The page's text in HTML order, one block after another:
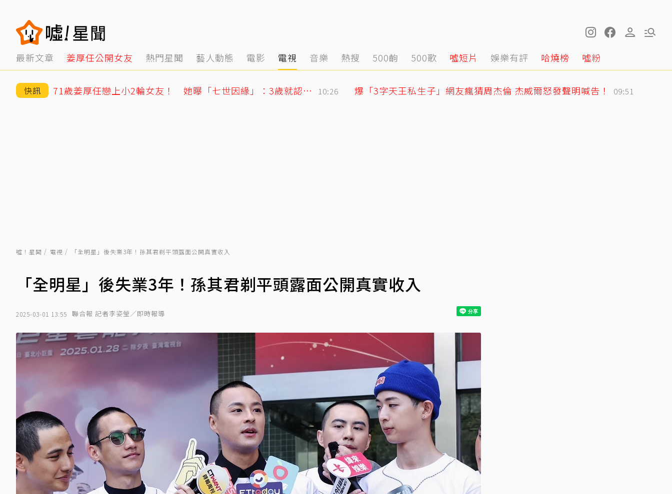
最新文章 姜厚任公開女友 熱門星聞 藝人動態 電影 電視 音樂 熱搜 500齣 500歌 噓短片 娛樂有評 哈燒榜 噓粉
快訊 71歲姜厚任戀上小2輪女友！ 她曝「七世因緣」：3歲就認定是他 10:26 爆「3字天王私生子」網友瘋猜周杰倫 杰威爾怒發聲明喊告！ 09:51
噓！星聞 電視 「全明星」後失業3年！孫其君剃平頭露面公開真實收入
「全明星」後失業3年！孫其君剃平頭露面公開真實收入
2025-03-01 13:55 聯合報 記者李姿瑩／即時報導